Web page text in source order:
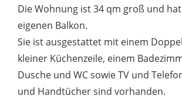
Die Wohnung ist 34 qm groß und
eigenen Balkon.
Sie ist ausgestattet mit einem
kleiner Küchenzeile, einem
Dusche und WC sowie TV und
und Handtücher sind vorhanden.